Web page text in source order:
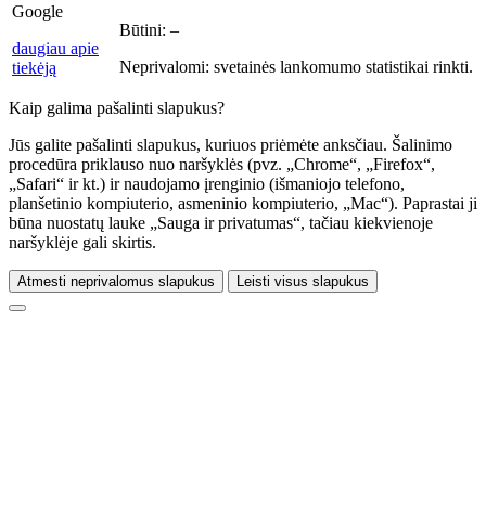
Google
daugiau apie
tiekėją
Būtini: –
Neprivalomi: svetainės lankomumo statistikai rinkti.
Kaip galima pašalinti slapukus?
Jūs galite pašalinti slapukus, kuriuos priėmėte anksčiau. Šalinimo
procedūra priklauso nuo naršyklės (pvz. „Chrome“, „Firefox“,
„Safari“ ir kt.) ir naudojamo įrenginio (išmaniojo telefono,
planšetinio kompiuterio, asmeninio kompiuterio, „Mac“). Paprastai ji
būna nuostatų lauke „Sauga ir privatumas“, tačiau kiekvienoje
naršyklėje gali skirtis.
Atmesti neprivalomus slapukus Leisti visus slapukus